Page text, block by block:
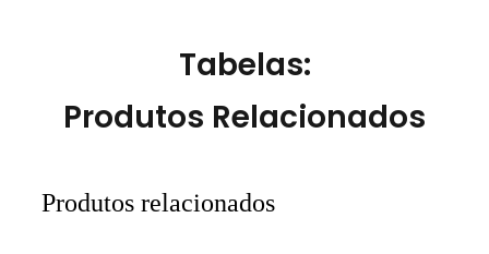
Tabelas:
Produtos Relacionados
Produtos relacionados